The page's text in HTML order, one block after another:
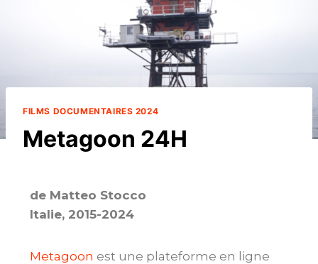
FILMS DOCUMENTAIRES 2024
Metagoon 24H
de Matteo Stocco
Italie, 2015-2024
Metagoon est une plateforme en ligne